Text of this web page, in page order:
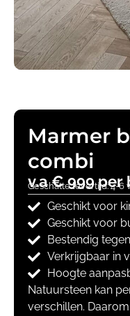
Marmer
combi
v.a € 999 per
Geschatte levertijd: 4-6
Geschikt voor
Geschikt voor
Bestendig
Verkrijgbaar in
Hoogte
Natuursteen kan
verschillen.